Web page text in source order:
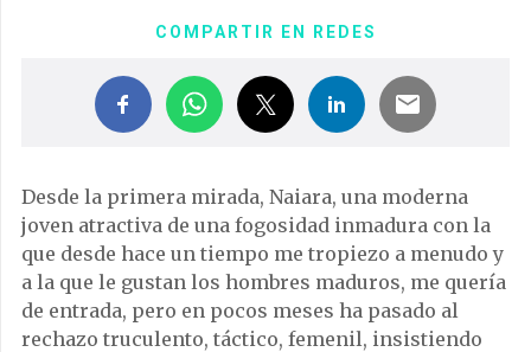
COMPARTIR EN REDES
Desde la primera mirada, Naiara, una moderna
joven atractiva de una fogosidad inmadura con la
que desde hace un tiempo me tropiezo a menudo y
a la que le gustan los hombres maduros, me quería
de entrada, pero en pocos meses ha pasado al
rechazo truculento, táctico, femenil, insistiendo